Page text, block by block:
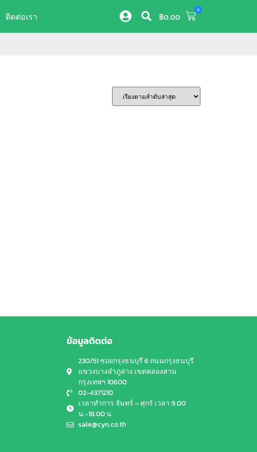
ติดต่อเรา ฿0.00
0
ข้อมูลติดต่อ
230/51 ซอยกรุงธนบุรี 6 ถนนกรุงธนบุรี
แขวงบางลำภูล่าง เขตคลองสาน
กรุงเทพฯ 10600
02-4371210
เวลาทำการ จันทร์ – ศุกร์ เวลา 9.00
น.-18.00 น
sale@cyn.co.th